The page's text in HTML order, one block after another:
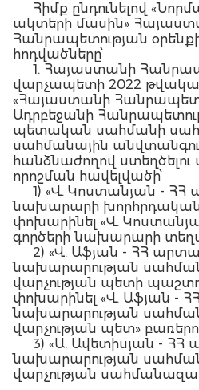
Հիմք ընդունելով
ակտերի մասին»
Հանրապետության
հոդվածները՝
1. Հայաստանի
վարչապետի 2022
«Հայաստանի
Ադրբեջանի
պետական սահմանի
սահմանային
հանձնաժողով ստեղծելու
որոշման հավելվածի՝
1) «Վ. Կոստանյան - ՀՀ
նախարարի
փոխարինել «Վ.
գործերի նախարարի
2) «Վ. Աֆյան - ՀՀ
նախարարության
վարչության պետի
փոխարինել «Վ. Աֆյան -
նախարարության
վարչության պետ»
3) «Ա. Ավետիսյան - ՀՀ
նախարարության
վարչության